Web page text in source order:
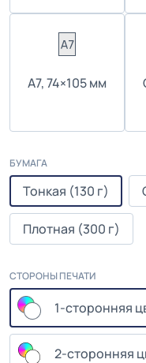
А7, 74×105 мм
БУМАГА
Тонкая (130 г)
Плотная (300 г)
СТОРОНЫ ПЕЧАТИ
1-сторонняя
2-сторонняя